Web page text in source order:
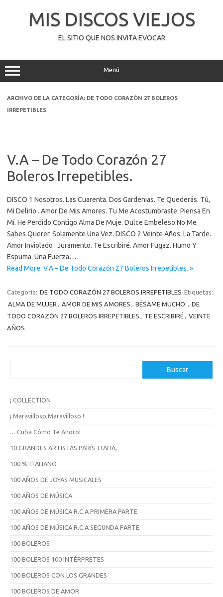
contenidoMIS DISCOS VIEJOS
EL SITIO QUE NOS INVITA EVOCAR
Menú
ARCHIVO DE LA CATEGORÍA: DE TODO CORAZÓN 27 BOLEROS
IRREPETIBLES
V.A – De Todo Corazón 27
Boleros Irrepetibles.
DISCO 1 Nosotros. Las Cuarenta. Dos Gardenias. Te Quederás. Tú,
Mi Delirio . Amor De Mis Amores. Tu Me Acostumbraste. Piensa En
Mí. He Perdido Contigo.Alma De Muje. Dulce Embeleso.No Me
Sabes Querer. Solamente Una Vez. DISCO 2 Veinte Años. La Tarde.
Amor Inviolado . Juramento. Te Escribiré. Amor Fugaz. Humo Y
Espuma. Una Fuerza…
Read More: V.A – De Todo Corazón 27 Boleros Irrepetibles. »
Categoría: DE TODO CORAZÓN 27 BOLEROS IRREPETIBLES Etiquetas:
ALMA DE MUJER , AMOR DE MIS AMORES , BÉSAME MUCHO. , DE
TODO CORAZÓN 27 BOLEROS IRREPETIBLES , TE ESCRIBIRÉ, VEINTE
AÑOS
a
Buscar
¡ COLLECTION
¡ Maravilloso,Maravilloso !
… Cuba Cómo Te Añoro!
10 GRANDES ARTISTAS PARÍS-ITALIA,
100 % ITALIANO
100 AÑOS DE JOYAS MUSICALES
100 AÑOS DE MÚSICA
100 AÑOS DE MÚSICA R.C.A PRIMERA PARTE
100 AÑOS DE MÚSICA R.C.A SEGUNDA PARTE
100 BOLEROS
100 BOLEROS 100 INTÉRPRETES
100 BOLEROS CON LOS GRANDES
100 BOLEROS DE AMOR